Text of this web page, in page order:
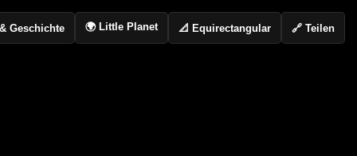
Geschichte 🌍 Little Planet 📐 Equirectangular 🔗 Teilen